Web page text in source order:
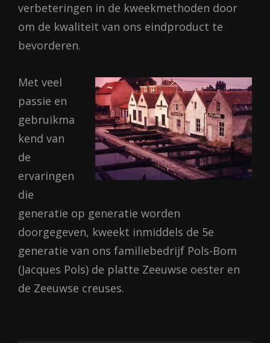
verbeteringen in de kweekmethoden door
om de kwaliteit van ons eindproduct te
bevorderen.
Met veel
passie en
gebruikma
kend van
de
ervaringen
die
generatie op generatie worden
doorgegeven, kweekt inmiddels de 5e
generatie van ons familiebedrijf Pols-Bom
(Jacques Pols) de platte Zeeuwse oester en
de Zeeuwse creuses.